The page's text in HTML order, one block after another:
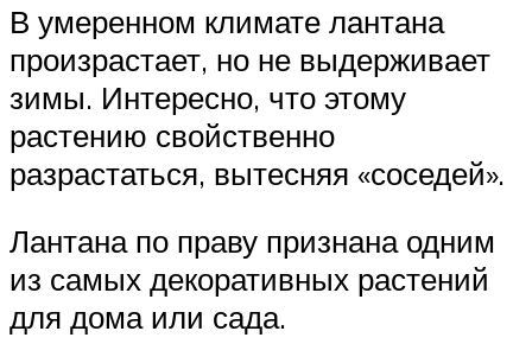
В умеренном климате лантана
произрастает, но не выдерживает
зимы. Интересно, что этому
растению свойственно
разрастаться, вытесняя «соседей».
Лантана по праву признана одним
из самых декоративных растений
для дома или сада.